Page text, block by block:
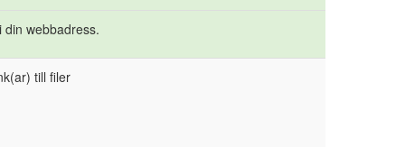
webbadress.
till filer